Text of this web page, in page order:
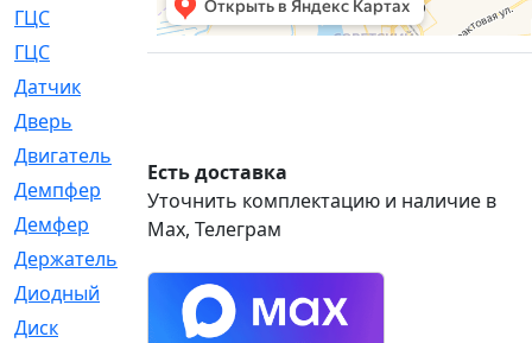
ГЦC
[6]
ГЦС
[74]
Датчик
Дверь
Двигатель
Демпфер
[2]
Демфер
[1]
Держатель
Диодный
[3]
Диск
[418]
Есть доставка
Уточнить комплектацию и наличие в
Max, Телеграм